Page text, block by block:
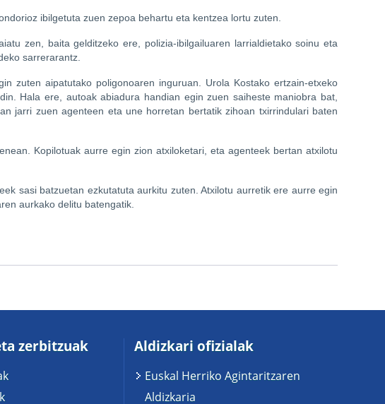
ibilgetuta zuen zepoa behartu eta kentzea lortu zuten.
zen, baita gelditzeko ere, polizia-ibilgailuaren larrialdietako soinu eta
sarrerarantz.
zuten aipatutako poligonoaren inguruan. Urola Kostako ertzain-etxeko
Hala ere, autoak abiadura handian egin zuen saiheste maniobra bat,
jarri zuen agenteen eta une horretan bertatik zihoan txirrindulari baten
Kopilotuak aurre egin zion atxiloketari, eta agenteek bertan atxilotu
sasi batzuetan ezkutatuta aurkitu zuten. Atxilotu aurretik ere aurre egin
aurkako delitu batengatik.
zerbitzuak Aldizkari ofizialak
Euskal Herriko Agintaritzaren
Aldizkaria